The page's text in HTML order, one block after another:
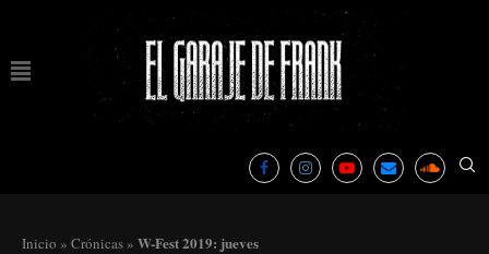
Inicio » Crónicas » W-Fest 2019: jueves